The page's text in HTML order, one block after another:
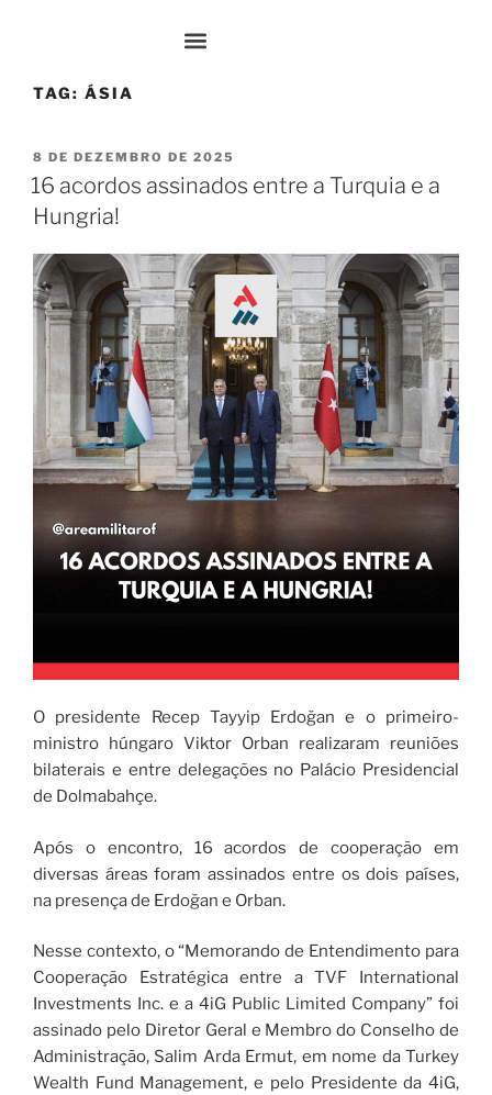
TAG: ÁSIA
8 DE DEZEMBRO DE 2025
16 acordos assinados entre a Turquia e a
Hungria!
O presidente Recep Tayyip Erdoğan e o primeiro-
ministro húngaro Viktor Orban realizaram reuniões
bilaterais e entre delegações no Palácio Presidencial
de Dolmabahçe.
Após o encontro, 16 acordos de cooperação em
diversas áreas foram assinados entre os dois países,
na presença de Erdoğan e Orban.
Nesse contexto, o “Memorando de Entendimento para
Cooperação Estratégica entre a TVF International
Investments Inc. e a 4iG Public Limited Company” foi
assinado pelo Diretor Geral e Membro do Conselho de
Administração, Salim Arda Ermut, em nome da Turkey
Wealth Fund Management, e pelo Presidente da 4iG,